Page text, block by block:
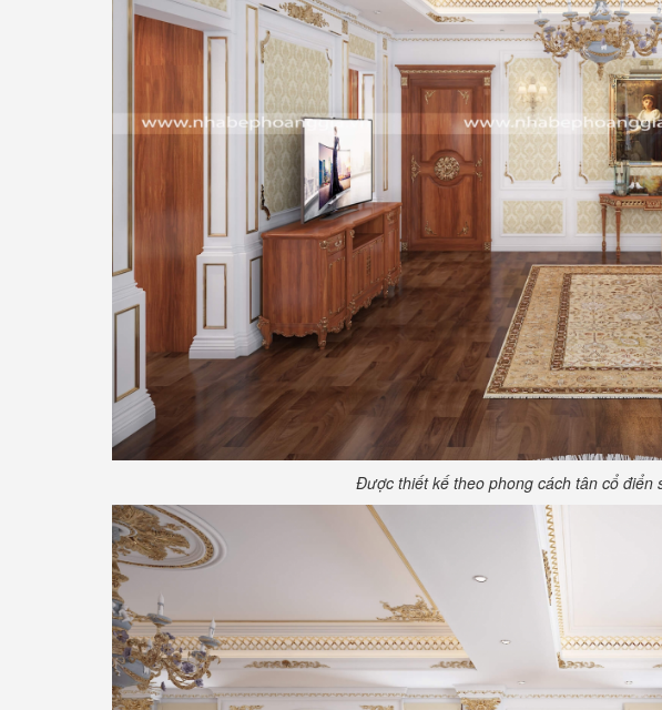
Được thiết kế theo phong cách tân cổ điển